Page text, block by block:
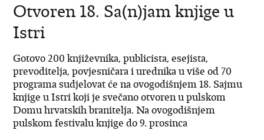
Otvoren 18. Sa(n)jam knjige u
Istri
Gotovo 200 književnika, publicista, esejista,
prevoditelja, povjesničara i urednika u više od 70
programa sudjelovat će na ovogodišnjem 18. Sajmu
knjige u Istri koji je svečano otvoren u pulskom
Domu hrvatskih branitelja. Na ovogodišnjem
pulskom festivalu knjige do 9. prosinca